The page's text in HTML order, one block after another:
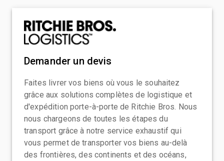
Demander un devis
Faites livrer vos biens où vous le souhaitez
grâce aux solutions complètes de logistique et
d'expédition porte-à-porte de Ritchie Bros. Nous
nous chargeons de toutes les étapes du
transport grâce à notre service exhaustif qui
vous permet de transporter vos biens au-delà
des frontières, des continents et des océans,